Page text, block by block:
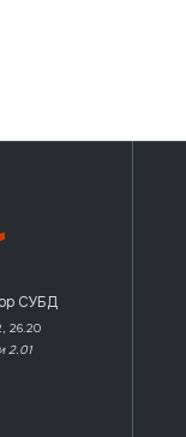
СУБД
26.20
2.01